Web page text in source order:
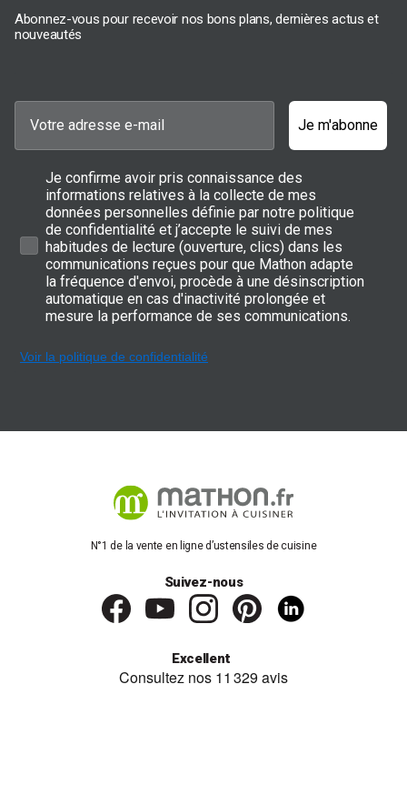
Abonnez-vous pour recevoir nos bons plans, dernières actus et
nouveautés
Je m'abonne
Je confirme avoir pris connaissance des
informations relatives à la collecte de mes
données personnelles définie par notre politique
de confidentialité et j’accepte le suivi de mes
habitudes de lecture (ouverture, clics) dans les
communications reçues pour que Mathon adapte
la fréquence d'envoi, procède à une désinscription
automatique en cas d'inactivité prolongée et
mesure la performance de ses communications.
Voir la politique de confidentialité
N°1 de la vente en ligne d’ustensiles de cuisine
Suivez-nous
Excellent